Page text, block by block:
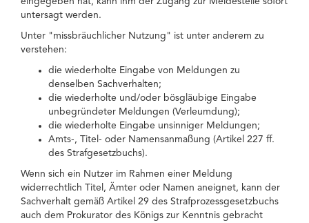
untersagt werden.
Unter "missbräuchlicher Nutzung" ist unter anderem zu
verstehen:
die wiederholte Eingabe von Meldungen zu
denselben Sachverhalten;
die wiederholte und/oder bösgläubige Eingabe
unbegründeter Meldungen (Verleumdung);
die wiederholte Eingabe unsinniger Meldungen;
Amts-, Titel- oder Namensanmaßung (Artikel 227 ff.
des Strafgesetzbuchs).
Wenn sich ein Nutzer im Rahmen einer Meldung
widerrechtlich Titel, Ämter oder Namen aneignet, kann der
Sachverhalt gemäß Artikel 29 des Strafprozessgesetzbuchs
auch dem Prokurator des Königs zur Kenntnis gebracht